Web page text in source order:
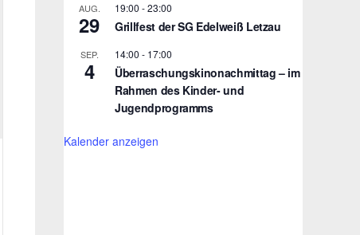
AUG.
29
19:00 -23:00
Grillfest der SG Edelweiß Letzau
SEP.
4
14:00 - 17:00
Überraschungskinonachmittag – im
Rahmen des Kinder- und
Jugendprogramms
Kalender anzeigen